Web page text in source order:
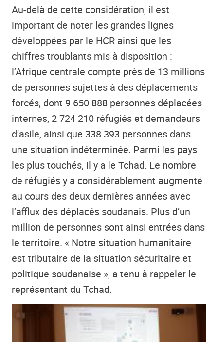
Au-delà de cette considération, il est
important de noter les grandes lignes
développées par le HCR ainsi que les
chiffres troublants mis à disposition :
l’Afrique centrale compte près de 13 millions
de personnes sujettes à des déplacements
forcés, dont 9 650 888 personnes déplacées
internes, 2 724 210 réfugiés et demandeurs
d’asile, ainsi que 338 393 personnes dans
une situation indéterminée. Parmi les pays
les plus touchés, il y a le Tchad. Le nombre
de réfugiés y a considérablement augmenté
au cours des deux dernières années avec
l’afflux des déplacés soudanais. Plus d’un
million de personnes sont ainsi entrées dans
le territoire. « Notre situation humanitaire
est tributaire de la situation sécuritaire et
politique soudanaise », a tenu à rappeler le
représentant du Tchad.